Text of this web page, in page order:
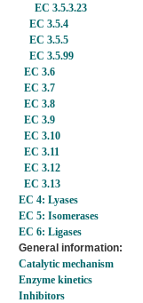
EC 3.5.3.23
EC 3.5.4
EC 3.5.5
EC 3.5.99
EC 3.6
EC 3.7
EC 3.8
EC 3.9
EC 3.10
EC 3.11
EC 3.12
EC 3.13
EC 4: Lyases
EC 5: Isomerases
EC 6: Ligases
General information:
Catalytic mechanism
Enzyme kinetics
Inhibitors